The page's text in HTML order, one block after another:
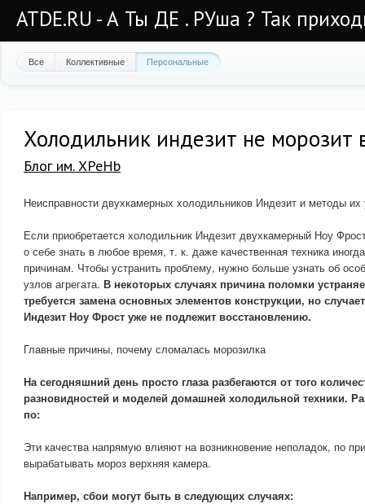
ATDE.RU - А Ты ДЕ . РУша ? Так
Все Коллективные Персональные
Холодильник индезит не морозит
Блог им. XPeHb
Неисправности двухкамерных холодильников Индезит и методы их
Если приобретается холодильник Индезит двухкамерный Ноу
о себе знать в любое время, т. к. даже качественная техника
причинам. Чтобы устранить проблему, нужно больше узнать об
узлов агрегата. В некоторых случаях причина поломки
требуется замена основных элементов конструкции, но
Индезит Ноу Фрост уже не подлежит восстановлению.
Главные причины, почему сломалась морозилка
На сегодняшний день просто глаза разбегаются от того
разновидностей и моделей домашней холодильной техники.
по:
Эти качества напрямую влияют на возникновение неполадок, по
вырабатывать мороз верхняя камера.
Например, сбои могут быть в следующих случаях: